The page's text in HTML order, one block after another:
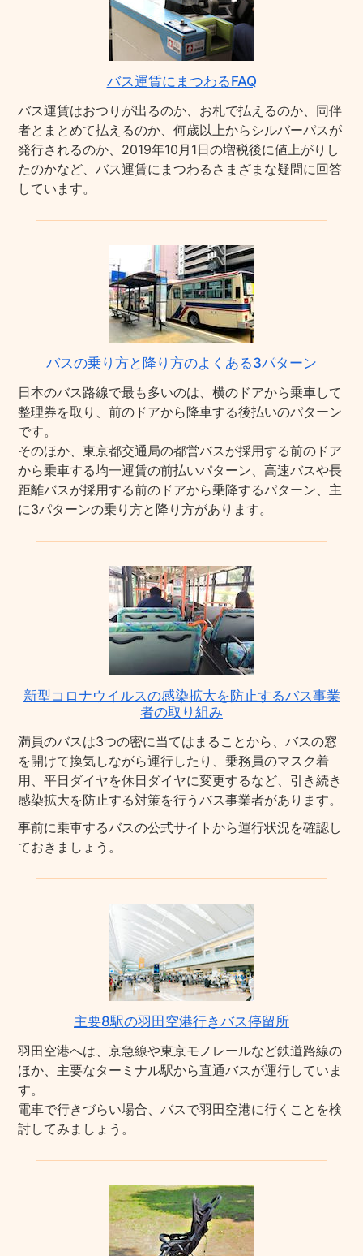
バス運賃にまつわるFAQ
バス運賃はおつりが出るのか、お札で払えるのか、同伴
者とまとめて払えるのか、何歳以上からシルバーパスが
発行されるのか、2019年10月1日の増税後に値上がりし
たのかなど、バス運賃にまつわるさまざまな疑問に回答
しています。
バスの乗り方と降り方のよくある3パターン
日本のバス路線で最も多いのは、横のドアから乗車して
整理券を取り、前のドアから降車する後払いのパターン
です。
そのほか、東京都交通局の都営バスが採用する前のドア
から乗車する均一運賃の前払いパターン、高速バスや長
距離バスが採用する前のドアから乗降するパターン、主
に3パターンの乗り方と降り方があります。
新型コロナウイルスの感染拡大を防止するバス事業
者の取り組み
満員のバスは3つの密に当てはまることから、バスの窓
を開けて換気しながら運行したり、乗務員のマスク着
用、平日ダイヤを休日ダイヤに変更するなど、引き続き
感染拡大を防止する対策を行うバス事業者があります。
事前に乗車するバスの公式サイトから運行状況を確認し
ておきましょう。
主要8駅の羽田空港行きバス停留所
羽田空港へは、京急線や東京モノレールなど鉄道路線の
ほか、主要なターミナル駅から直通バスが運行していま
す。
電車で行きづらい場合、バスで羽田空港に行くことを検
討してみましょう。